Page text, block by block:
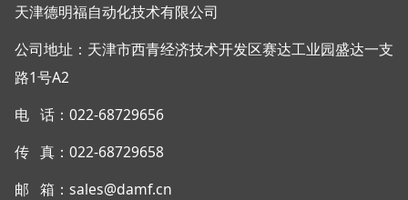
天津德明福自动化技术有限公司
公司地址：天津市西青经济技术开发区赛达工业园盛达一支
路1号A2
电 话：022-68729656
传 真：022-68729658
邮 箱：sales@damf.cn